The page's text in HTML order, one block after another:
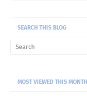
SEARCH THIS BLOG
MOST VIEWED THIS MONTH